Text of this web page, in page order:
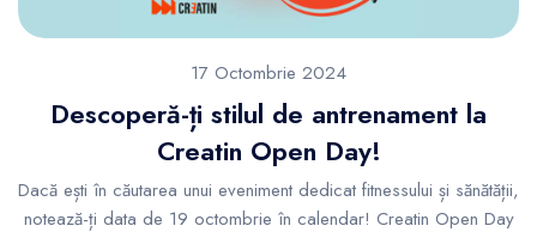
17 Octombrie 2024
Descoperă-ți stilul de antrenament la
Creatin Open Day!
Dacă ești în căutarea unui eveniment dedicat fitnessului și sănătății,
notează-ți data de 19 octombrie în calendar! Creatin Open Day